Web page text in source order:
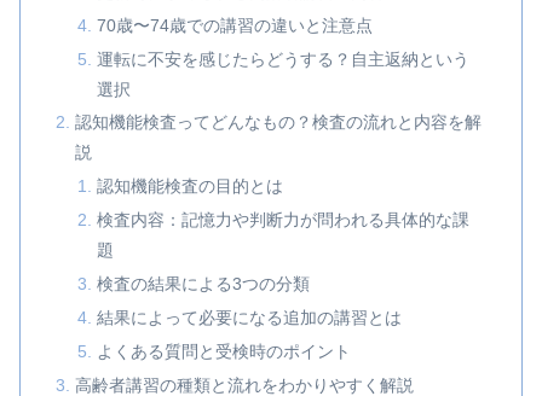
70歳〜74歳での講習の違いと注意点
運転に不安を感じたらどうする？自主返納という
選択
認知機能検査ってどんなもの？検査の流れと内容を解
説
認知機能検査の目的とは
検査内容：記憶力や判断力が問われる具体的な課
題
検査の結果による3つの分類
結果によって必要になる追加の講習とは
よくある質問と受検時のポイント
高齢者講習の種類と流れをわかりやすく解説